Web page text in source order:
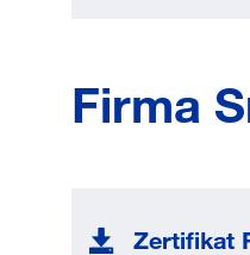
Firma
Zertifikat